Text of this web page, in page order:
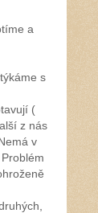
a
s
(
z nás
v